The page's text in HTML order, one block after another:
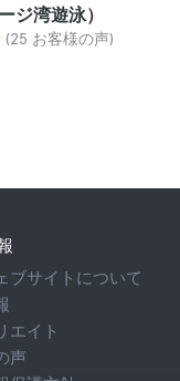
ジ湾遊泳）
(25 お客様の声)
ブサイトについて
エイト
声